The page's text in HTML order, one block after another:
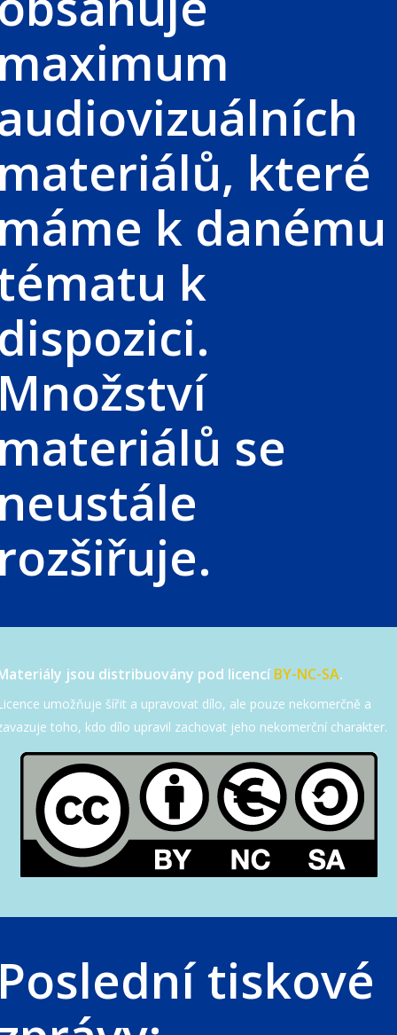
které
k danému
k
se
jsou distribuovány pod licencí BY-NC-SA.
umožňuje šířit a upravovat dílo, ale pouze nekomerčně a
toho, kdo dílo upravil zachovat jeho nekomerční charakter.
tiskové